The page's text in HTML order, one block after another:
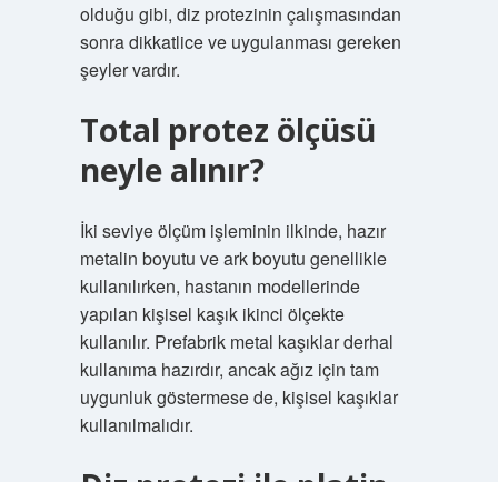
olduğu gibi, diz protezinin çalışmasından
sonra dikkatlice ve uygulanması gereken
şeyler vardır.
Total protez ölçüsü
neyle alınır?
İki seviye ölçüm işleminin ilkinde, hazır
metalin boyutu ve ark boyutu genellikle
kullanılırken, hastanın modellerinde
yapılan kişisel kaşık ikinci ölçekte
kullanılır. Prefabrik metal kaşıklar derhal
kullanıma hazırdır, ancak ağız için tam
uygunluk göstermese de, kişisel kaşıklar
kullanılmalıdır.